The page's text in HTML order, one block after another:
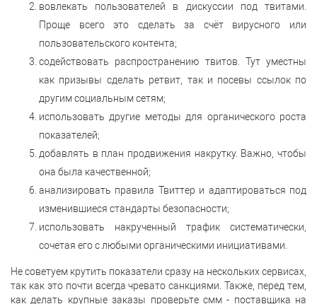
вовлекать пользователей в дискуссии под твитами.
Проще всего это сделать за счёт вирусного или
пользовательского контента;
содействовать распространению твитов. Тут уместны
как призывы сделать ретвит, так и посевы ссылок по
другим социальным сетям;
использовать другие методы для органического роста
показателей;
добавлять в план продвижения накрутку. Важно, чтобы
она была качественной;
анализировать правила Твиттер и адаптироваться под
изменившиеся стандарты безопасности;
использовать накрученный трафик систематически,
сочетая его с любыми органическими инициативами.
Не советуем крутить показатели сразу на нескольких сервисах,
так как это почти всегда чревато санкциями. Также, перед тем,
как делать крупные заказы проверьте смм - поставщика на